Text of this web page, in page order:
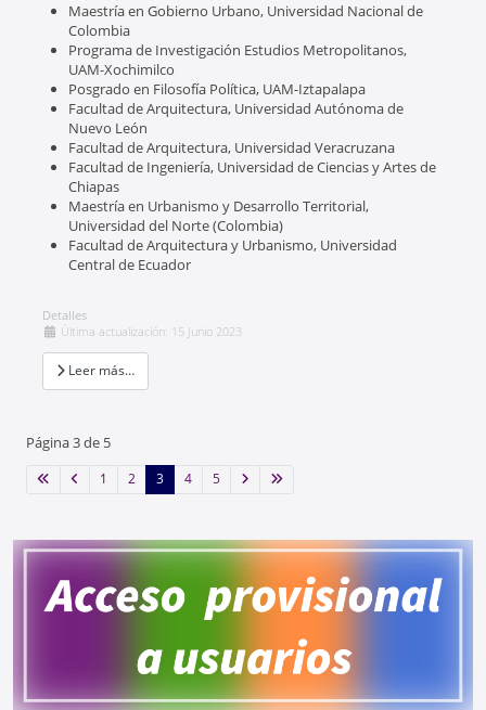
Maestría en Gobierno Urbano, Universidad Nacional de
Colombia
Programa de Investigación Estudios Metropolitanos,
UAM-Xochimilco
Posgrado en Filosofía Política, UAM-Iztapalapa
Facultad de Arquitectura, Universidad Autónoma de
Nuevo León
Facultad de Arquitectura, Universidad Veracruzana
Facultad de Ingeniería, Universidad de Ciencias y Artes de
Chiapas
Maestría en Urbanismo y Desarrollo Territorial,
Universidad del Norte (Colombia)
Facultad de Arquitectura y Urbanismo, Universidad
Central de Ecuador
Detalles
Última actualización: 15 Junio 2023
Leer más…
Página 3 de 5
1 2 3 4 5